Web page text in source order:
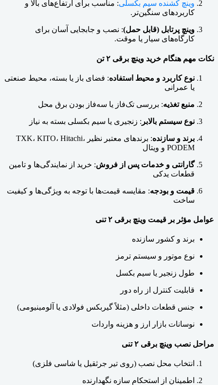
وینچ کشنده سیم بکسلی: مناسب برای ارتفاع‌های بالا و
کاربردهای سنگین‌تر.
وینچ پرتابل (قابل حمل): نصب و جابجایی آسان برای
کارگاه‌های سیار یا موقت.
نکات مهم هنگام خرید وینچ برقی ۲ تن
نوع کاربرد و محیط استفاده: فضای باز یا بسته، محیط صنعتی
یا عمرانی
منبع تغذیه: بررسی تک‌فاز یا سه‌فاز بودن برق محل
نوع سیستم بالابر : زنجیری یا سیم بکسلی بسته به نیاز
برند و سازنده
: برندهای معتبر نظیر TXK، KITO، Hitachi،
PODEM و ویتال
گارانتی و خدمات پس از فروش: خرید از نمایندگی‌ها و تامین
قطعات یدکی
قیمت و بودجه: مقایسه قیمت‌ها با توجه به ویژگی‌ها و کیفیت
ساخت
عوامل مؤثر بر قیمت وینچ برقی ۲ تنی
برند و کشور سازنده
نوع موتور و سیستم ترمز
طول زنجیر یا سیم بکسل
قابلیت کنترل از راه دور
جنس قطعات داخلی (مثلاً گیربکس فولادی یا آلومینیومی)
نوسانات بازار ارز و هزینه واردات
مراحل نصب وینچ برقی ۲ تنی
انتخاب محل نصب (روی تیر جرثقیل یا شاسی فلزی)
اطمینان از استحکام سازه نگهدارنده